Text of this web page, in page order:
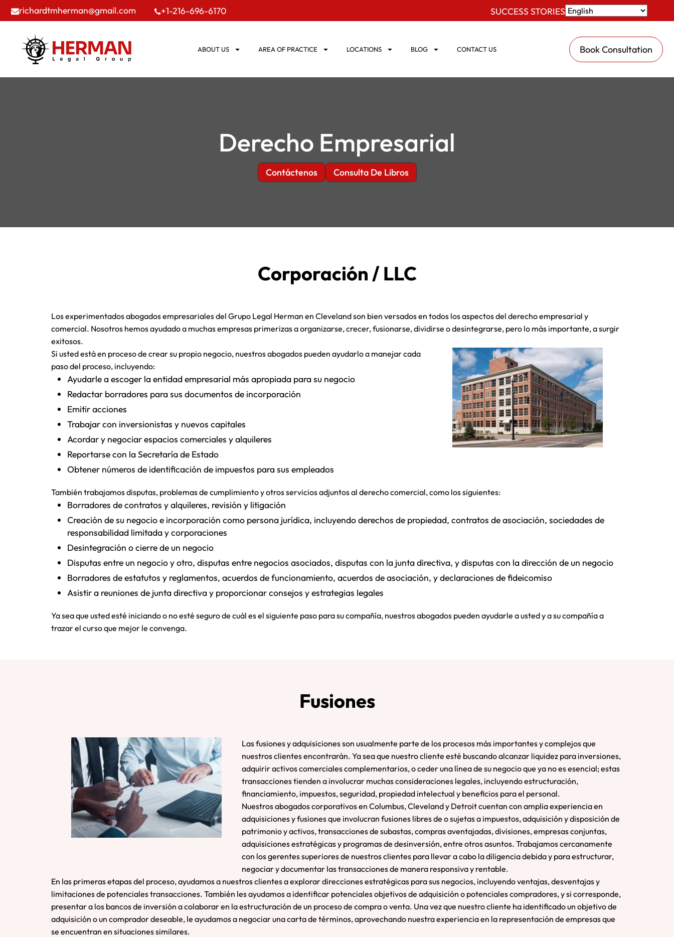
richardtmherman@gmail.com +1-216-696-6170 SUCCESS STORIES
ABOUT US AREA OF PRACTICE LOCATIONS BLOG CONTACT US Book Consultation
Derecho Empresarial
Contáctenos Consulta De Libros
Corporación / LLC
Los experimentados abogados empresariales del Grupo Legal Herman en Cleveland son bien versados en todos los aspectos del derecho empresarial y
comercial. Nosotros hemos ayudado a muchas empresas primerizas a organizarse, crecer, fusionarse, dividirse o desintegrarse, pero lo más importante, a surgir
exitosos.
Si usted está en proceso de crear su propio negocio, nuestros abogados pueden ayudarlo a manejar cada
paso del proceso, incluyendo:
Ayudarle a escoger la entidad empresarial más apropiada para su negocio
Redactar borradores para sus documentos de incorporación
Emitir acciones
Trabajar con inversionistas y nuevos capitales
Acordar y negociar espacios comerciales y alquileres
Reportarse con la Secretaría de Estado
Obtener números de identificación de impuestos para sus empleados
También trabajamos disputas, problemas de cumplimiento y otros servicios adjuntos al derecho comercial, como los siguientes:
Borradores de contratos y alquileres, revisión y litigación
Creación de su negocio e incorporación como persona jurídica, incluyendo derechos de propiedad, contratos de asociación, sociedades de
responsabilidad limitada y corporaciones
Desintegración o cierre de un negocio
Disputas entre un negocio y otro, disputas entre negocios asociados, disputas con la junta directiva, y disputas con la dirección de un negocio
Borradores de estatutos y reglamentos, acuerdos de funcionamiento, acuerdos de asociación, y declaraciones de fideicomiso
Asistir a reuniones de junta directiva y proporcionar consejos y estrategias legales
Ya sea que usted esté iniciando o no esté seguro de cuál es el siguiente paso para su compañía, nuestros abogados pueden ayudarle a usted y a su compañía a
trazar el curso que mejor le convenga.
Fusiones
Las fusiones y adquisiciones son usualmente parte de los procesos más importantes y complejos que
nuestros clientes encontrarán. Ya sea que nuestro cliente esté buscando alcanzar liquidez para inversiones,
adquirir activos comerciales complementarios, o ceder una línea de su negocio que ya no es esencial; estas
transacciones tienden a involucrar muchas consideraciones legales, incluyendo estructuración,
financiamiento, impuestos, seguridad, propiedad intelectual y beneficios para el personal.
Nuestros abogados corporativos en Columbus, Cleveland y Detroit cuentan con amplia experiencia en
adquisiciones y fusiones que involucran fusiones libres de o sujetas a impuestos, adquisición y disposición de
patrimonio y activos, transacciones de subastas, compras aventajadas, divisiones, empresas conjuntas,
adquisiciones estratégicas y programas de desinversión, entre otros asuntos. Trabajamos cercanamente
con los gerentes superiores de nuestros clientes para llevar a cabo la diligencia debida y para estructurar,
negociar y documentar las transacciones de manera responsiva y rentable.
En las primeras etapas del proceso, ayudamos a nuestros clientes a explorar direcciones estratégicas para sus negocios, incluyendo ventajas, desventajas y
limitaciones de potenciales transacciones. También les ayudamos a identificar potenciales objetivos de adquisición o potenciales compradores, y si corresponde,
presentar a los bancos de inversión a colaborar en la estructuración de un proceso de compra o venta. Una vez que nuestro cliente ha identificado un objetivo de
adquisición o un comprador deseable, le ayudamos a negociar una carta de términos, aprovechando nuestra experiencia en la representación de empresas que
se encuentran en situaciones similares.